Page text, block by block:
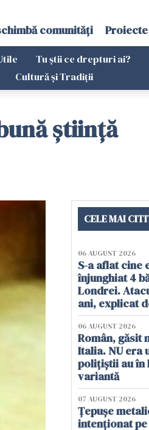
comunități
Tu știi ce drepturi ai?
Cultură și Tradiții
știință
CELE MAI
06 AUGUST 2026
S-a aflat cine
înjunghiat 4
Londrei.
ani, explicat
06 AUGUST 2026
Român, găsit
Italia. NU era
polițiștii au în
variantă
07 AUGUST 2026
Țepușe
intenționat